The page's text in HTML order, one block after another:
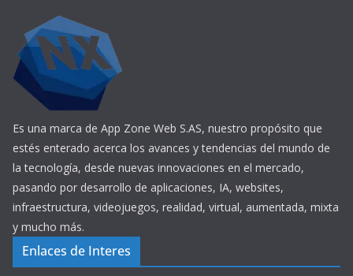
Es una marca de App Zone Web S.AS, nuestro propósito que
estés enterado acerca los avances y tendencias del mundo de
la tecnología, desde nuevas innovaciones en el mercado,
pasando por desarrollo de aplicaciones, IA, websites,
infraestructura, videojuegos, realidad, virtual, aumentada, mixta
y mucho más.
Enlaces de Interes